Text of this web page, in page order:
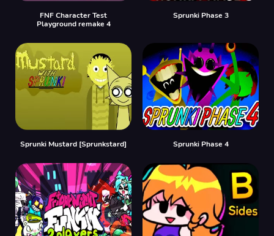
FNF Character Test
Playground remake 4
Sprunki Phase 3
Sprunki Mustard [Sprunkstard] Sprunki Phase 4